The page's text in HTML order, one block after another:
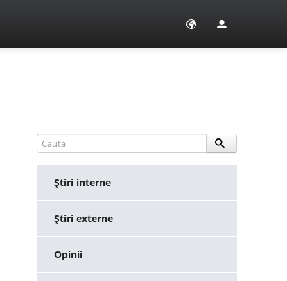
Ştiri interne
Ştiri externe
Opinii